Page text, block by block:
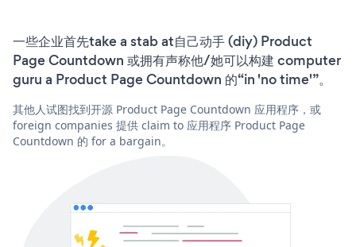
一些企业首先take a stab at自己动手 (diy) Product
Page Countdown 或拥有声称他/她可以构建 computer
guru a Product Page Countdown 的“in 'no time'”。
其他人试图找到开源 Product Page Countdown 应用程序，或
foreign companies 提供 claim to 应用程序 Product Page
Countdown 的 for a bargain。